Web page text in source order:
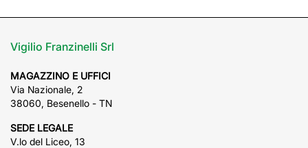
Vigilio Franzinelli Srl
MAGAZZINO E UFFICI
Via Nazionale, 2
38060, Besenello - TN
SEDE LEGALE
V.lo del Liceo, 13